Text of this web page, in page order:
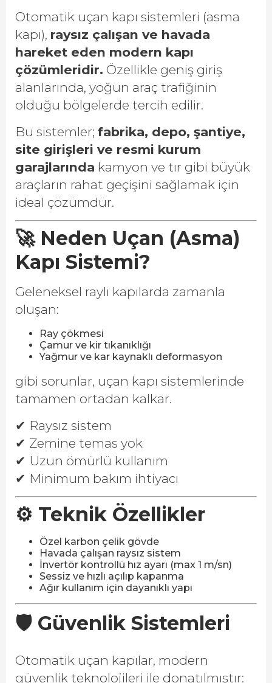
Otomatik uçan kapı sistemleri (asma
kapı), raysız çalışan ve havada
hareket eden modern kapı
çözümleridir. Özellikle geniş giriş
alanlarında, yoğun araç trafiğinin
olduğu bölgelerde tercih edilir.
Bu sistemler; fabrika, depo, şantiye,
site girişleri ve resmi kurum
garajlarında kamyon ve tır gibi büyük
araçların rahat geçişini sağlamak için
ideal çözümdür.
🚀 Neden Uçan (Asma)
Kapı Sistemi?
Geleneksel raylı kapılarda zamanla
oluşan:
Ray çökmesi
Çamur ve kir tıkanıklığı
Yağmur ve kar kaynaklı deformasyon
gibi sorunlar, uçan kapı sistemlerinde
tamamen ortadan kalkar.
✔ Raysız sistem
✔ Zemine temas yok
✔ Uzun ömürlü kullanım
✔ Minimum bakım ihtiyacı
⚙️ Teknik Özellikler
Özel karbon çelik gövde
Havada çalışan raysız sistem
İnvertör kontrollü hız ayarı (max 1 m/sn)
Sessiz ve hızlı açılıp kapanma
Ağır kullanım için dayanıklı yapı
🛡️ Güvenlik Sistemleri
Otomatik uçan kapılar, modern
güvenlik teknolojileri ile donatılmıştır: